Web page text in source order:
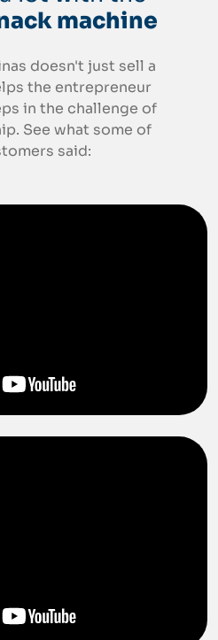
machine
doesn't just sell a
the entrepreneur
in the challenge of
See what some of
said: